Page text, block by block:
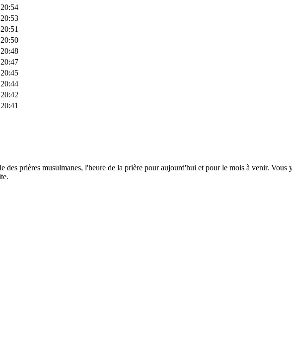
20:54
20:53
20:51
20:50
20:48
20:47
20:45
20:44
20:42
20:41
des prières musulmanes, l'heure de la prière pour aujourd'hui et pour le mois à venir.